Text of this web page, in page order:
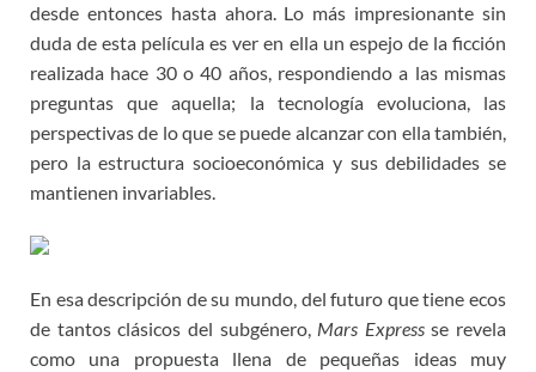
desde entonces hasta ahora. Lo más impresionante sin
duda de esta película es ver en ella un espejo de la ficción
realizada hace 30 o 40 años, respondiendo a las mismas
preguntas que aquella; la tecnología evoluciona, las
perspectivas de lo que se puede alcanzar con ella también,
pero la estructura socioeconómica y sus debilidades se
mantienen invariables.
En esa descripción de su mundo, del futuro que tiene ecos
de tantos clásicos del subgénero, Mars Expressse revela
como una propuesta llena de pequeñas ideas muy